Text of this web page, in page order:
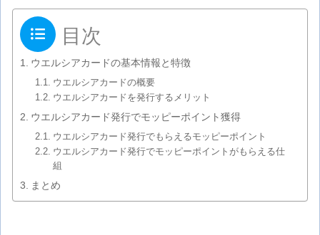
目次
ウエルシアカードの基本情報と特徴
ウエルシアカードの概要
ウエルシアカードを発行するメリット
ウエルシアカード発行でモッピーポイント獲得
ウエルシアカード発行でもらえるモッピーポイント
ウエルシアカード発行でモッピーポイントがもらえる仕
組
まとめ